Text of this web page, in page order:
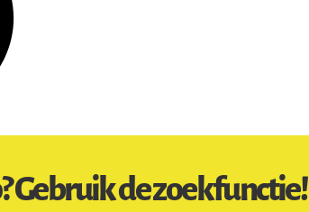
Gebruik de zoekfunctie!